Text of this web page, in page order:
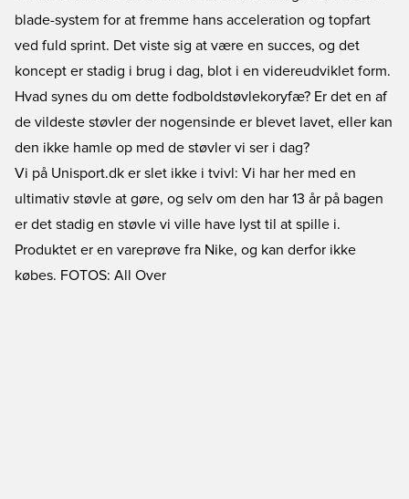
blade-system for at fremme hans acceleration og topfart
ved fuld sprint. Det viste sig at være en succes, og det
koncept er stadig i brug i dag, blot i en videreudviklet form.
Hvad synes du om dette fodboldstøvlekoryfæ? Er det en af
de vildeste støvler der nogensinde er blevet lavet, eller kan
den ikke hamle op med de støvler vi ser i dag?
Vi på Unisport.dk er slet ikke i tvivl: Vi har her med en
ultimativ støvle at gøre, og selv om den har 13 år på bagen
er det stadig en støvle vi ville have lyst til at spille i.
Produktet er en vareprøve fra Nike, og kan derfor ikke
købes. FOTOS: All Over